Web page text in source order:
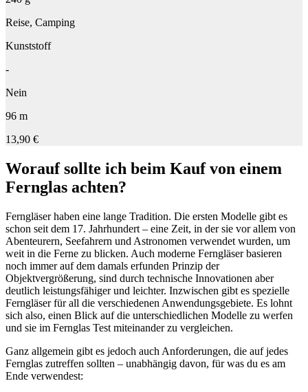
Reise, Camping
Kunststoff
-
Nein
96 m
13,90 €
Worauf sollte ich beim Kauf von einem
Fernglas achten?
Ferngläser haben eine lange Tradition. Die ersten Modelle gibt es
schon seit dem 17. Jahrhundert – eine Zeit, in der sie vor allem von
Abenteurern, Seefahrern und Astronomen verwendet wurden, um
weit in die Ferne zu blicken. Auch moderne Ferngläser basieren
noch immer auf dem damals erfunden Prinzip der
Objektvergrößerung, sind durch technische Innovationen aber
deutlich leistungsfähiger und leichter. Inzwischen gibt es spezielle
Ferngläser für all die verschiedenen Anwendungsgebiete. Es lohnt
sich also, einen Blick auf die unterschiedlichen Modelle zu werfen
und sie im Fernglas Test miteinander zu vergleichen.
Ganz allgemein gibt es jedoch auch Anforderungen, die auf jedes
Fernglas zutreffen sollten – unabhängig davon, für was du es am
Ende verwendest: